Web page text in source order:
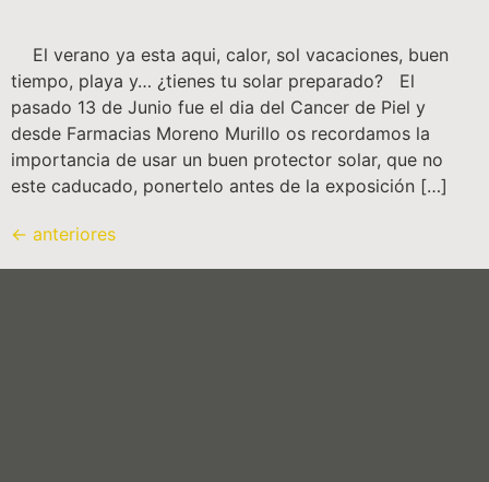
El verano ya esta aqui, calor, sol vacaciones, buen
tiempo, playa y… ¿tienes tu solar preparado? El
pasado 13 de Junio fue el dia del Cancer de Piel y
desde Farmacias Moreno Murillo os recordamos la
importancia de usar un buen protector solar, que no
este caducado, ponertelo antes de la exposición […]
← anteriores